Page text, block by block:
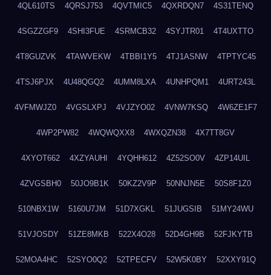
4QL610TS 4QRSJ753 4QVTMIC5 4QXRDQN7 4S31TENQ
4SGZZGF9 4SHI3FUE 4SRMCB32 4SYJTR01 4T4UXTTO
4T8GUZVK 4TAWVEKW 4TBBI1Y5 4TJ1ASNW 4TPTYC45
4TSJ6PJX 4U48QGQ2 4UMM8LXA 4UNHPQM1 4URT243L
4VFMWJZ0 4VGSLXPJ 4VJZYO02 4VNW7KSQ 4W6ZE1F7
4WP2PW82 4WQWQXX8 4WXQZN38 4X7TT8GV
4XYOT662 4XZYAUHI 4YQHH612 4Z52SO0V 4ZP14UIL
4ZVGSBH0 50JO9B1K 50KZ2V9P 50NNJN5E 50S8F1Z0
510NBX1W 5160U7JM 51D7XGKL 51JUGSIB 51MY24WU
51VJOSDY 51ZE8MKB 522X4O28 52D4GH9B 52FJKYTB
52MOA4HC 52SYO0Q2 52TPECFV 52W5K0BY 52XXY91Q